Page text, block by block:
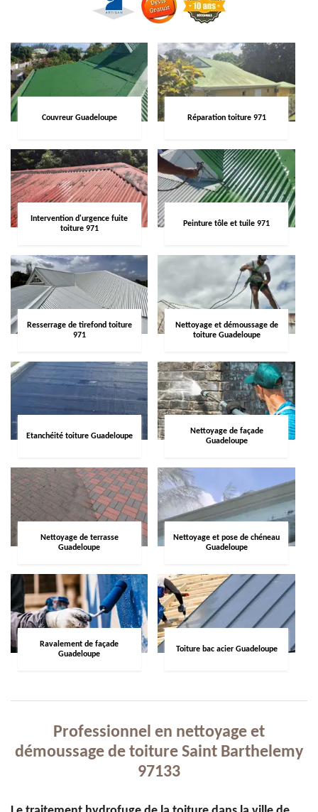
Couvreur Guadeloupe Réparation toiture 971
Intervention d'urgence fuite
toiture 971
Peinture tôle et tuile 971
Resserrage de tirefond toiture
971
Nettoyage et démoussage de
toiture Guadeloupe
Etanchéité toiture Guadeloupe
Nettoyage de façade
Guadeloupe
Nettoyage de terrasse
Guadeloupe
Nettoyage et pose de chéneau
Guadeloupe
Ravalement de façade
Guadeloupe
Toiture bac acier Guadeloupe
Professionnel en nettoyage et
démoussage de toiture Saint Barthelemy
97133